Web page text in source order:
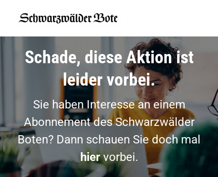
springen
Schade, diese Aktion ist
leider vorbei.
Sie haben Interesse an einem
Abonnement des Schwarzwälder
Boten? Dann schauen Sie doch mal
hiervorbei.